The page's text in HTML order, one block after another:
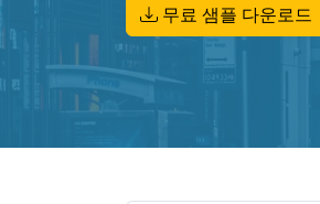
무료 샘플 다운로드